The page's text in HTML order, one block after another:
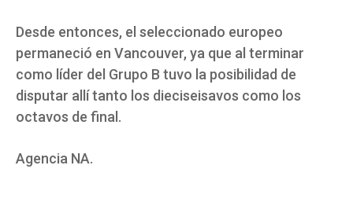
Desde entonces, el seleccionado europeo
permaneció en Vancouver, ya que al terminar
como líder del Grupo B tuvo la posibilidad de
disputar allí tanto los dieciseisavos como los
octavos de final.
Agencia NA.